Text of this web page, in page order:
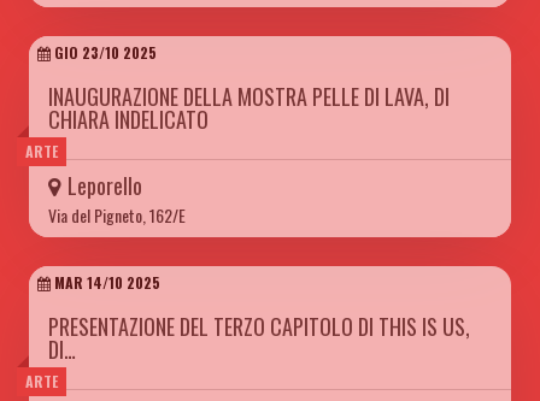
ARTE
GIO 23/10 2025
INAUGURAZIONE DELLA MOSTRA PELLE DI LAVA, DI
CHIARA INDELICATO
Leporello
Via del Pigneto, 162/E
ARTE
MAR 14/10 2025
PRESENTAZIONE DEL TERZO CAPITOLO DI THIS IS US,
DI…